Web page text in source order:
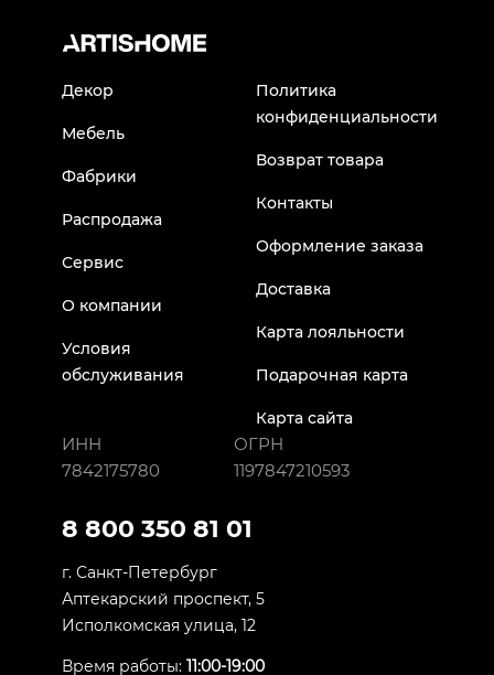
Декор
Мебель
Фабрики
Распродажа
Сервис
О компании
Условия
обслуживания
Политика
конфиденциальности
Возврат товара
Контакты
Оформление заказа
Доставка
Карта лояльности
Подарочная карта
Карта сайта
ИНН
7842175780
ОГРН
1197847210593
8 800 350 81 01
г. Санкт-Петербург
Аптекарский проспект, 5
Исполкомская улица, 12
Время работы: 11:00-19:00